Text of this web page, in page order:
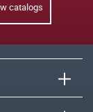
catalogs